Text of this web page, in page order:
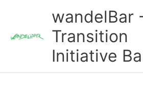
wandelBar
Transition
Initiative